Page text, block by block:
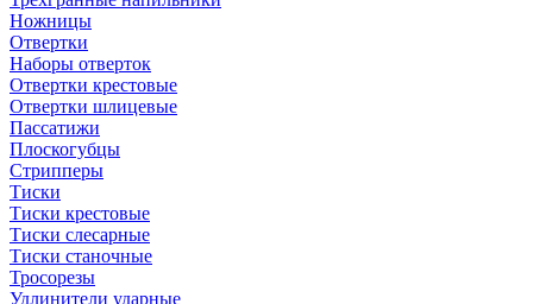
Ножницы
Отвертки
Наборы отверток
Отвертки крестовые
Отвертки шлицевые
Пассатижи
Плоскогубцы
Стрипперы
Тиски
Тиски крестовые
Тиски слесарные
Тиски станочные
Тросорезы
Удлинители ударные